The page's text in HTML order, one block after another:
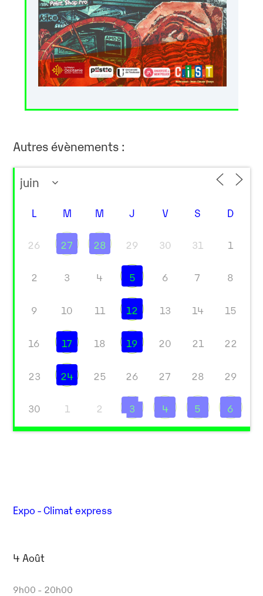
Autres évènements :
L M M J V S D
26 27 28 29 30 31 1
2 3 4 5 6 7 8
9 10 11 12 13 14 15
16 17 18 19 20 21 22
23 24 25 26 27 28 29
30 1 2 3 4 5 6
Expo - Climat express
4 Août
9h00 - 20h00